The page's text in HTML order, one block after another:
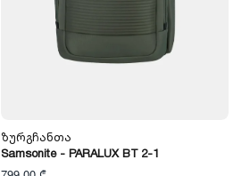
Ზურგჩანთა
Samsonite - PARALUX BT 2-1